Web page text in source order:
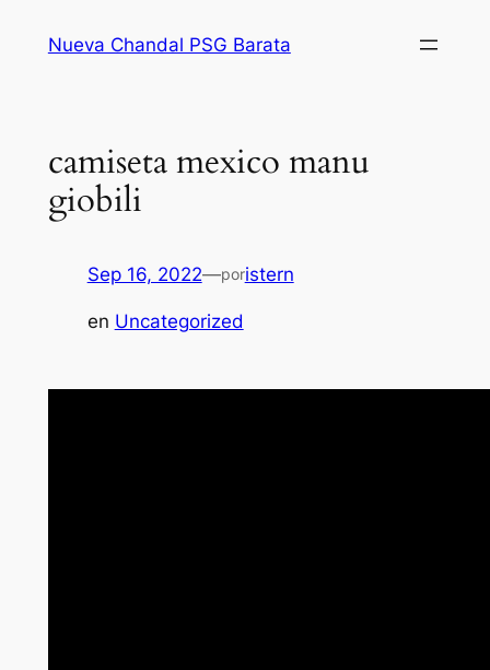
Nueva Chandal PSG Barata
camiseta mexico manu
giobili
Sep 16, 2022—poristern
en Uncategorized